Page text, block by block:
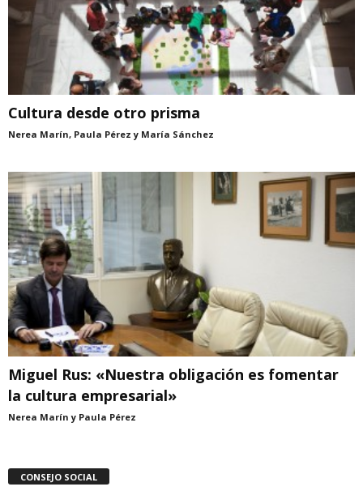
Cultura desde otro prisma
Nerea Marín, Paula Pérez y María Sánchez
Miguel Rus: «Nuestra obligación es fomentar
la cultura empresarial»
Nerea Marín y Paula Pérez
CONSEJO SOCIAL